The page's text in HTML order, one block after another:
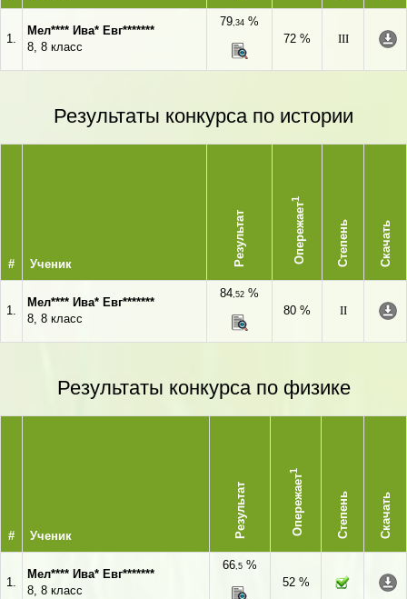
1.
Мел**** Ива* Евг*******
8, 8 класс
79,34 %
72 %
III
Результаты конкурса по истории
# Ученик Результат Опережает
1
Степень Скачать
1.
Мел**** Ива* Евг*******
8, 8 класс
84,52 %
80 %
II
Результаты конкурса по физике
# Ученик Результат Опережает
1
Степень Скачать
1.
Мел**** Ива* Евг*******
8, 8 класс
66,5 %
52 %